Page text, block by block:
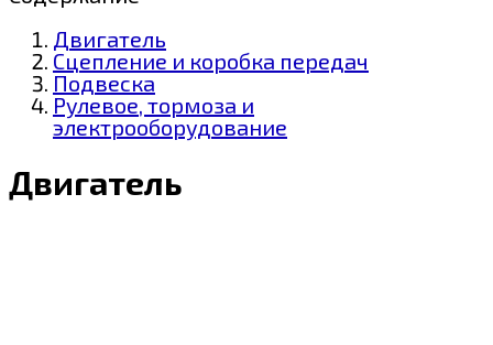
Двигатель
Сцепление и коробка передач
Подвеска
Рулевое, тормоза и
электрооборудование
Двигатель